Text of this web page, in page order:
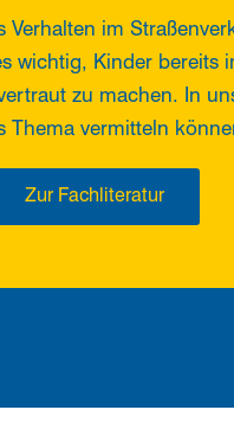
Verhalten im
wichtig, Kinder bereits
zu machen. In
Thema vermitteln
Zur Fachliteratur